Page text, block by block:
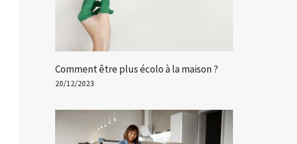
Comment être plus écolo à la maison ?
20/12/2023